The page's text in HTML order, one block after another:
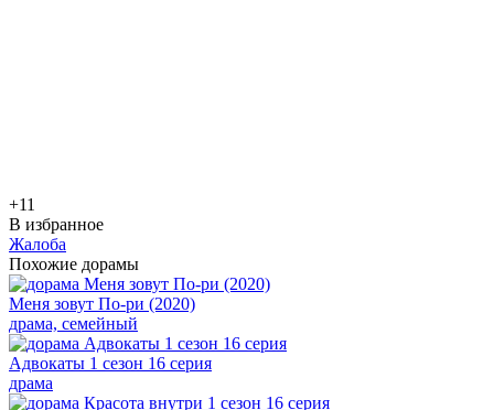
+11
В избранное
Жалоба
Похожие дорамы
Меня зовут По-ри (2020)
драма, семейный
Адвокаты 1 сезон 16 серия
драма